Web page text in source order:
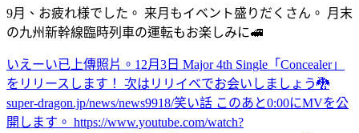
9月、お疲れ様でした。 来月もイベント盛りだくさん。 月末
の九州新幹線臨時列車の運転もお楽しみに🚅
いえーい已上傳照片。 12月3日 Major 4th Single「Concealer」
をリリースします！ 次はリリイベでお会いしましょう🐉
super-dragon.jp/news/news9918/笑い話 このあと0:00にMVを公
開します。 https://www.youtube.com/watch?